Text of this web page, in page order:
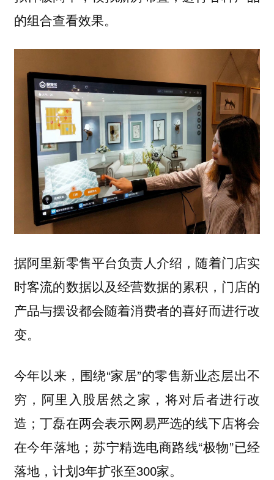
的组合查看效果。
据阿里新零售平台负责人介绍，随着门店实
时客流的数据以及经营数据的累积，门店的
产品与摆设都会随着消费者的喜好而进行改
变。
今年以来，围绕“家居”的零售新业态层出不
穷，阿里入股居然之家，将对后者进行改
造；丁磊在两会表示网易严选的线下店将会
在今年落地；苏宁精选电商路线“极物”已经
落地，计划3年扩张至300家。